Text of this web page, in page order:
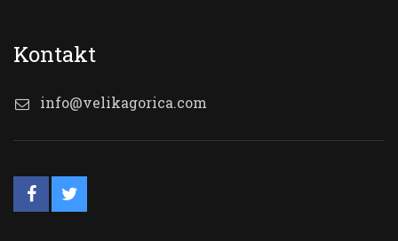
Kontakt
info@velikagorica.com